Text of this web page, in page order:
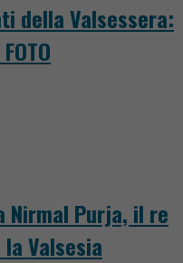
della Valsessera:
Nirmal Purja, il re
Valsesia